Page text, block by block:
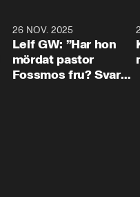
26 NOV. 2025
Leif GW: ”Har hon
mördat pastor
Fossmos fru? Svar